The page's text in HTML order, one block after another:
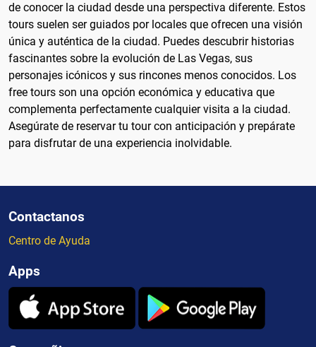
de conocer la ciudad desde una perspectiva diferente. Estos
tours suelen ser guiados por locales que ofrecen una visión
única y auténtica de la ciudad. Puedes descubrir historias
fascinantes sobre la evolución de Las Vegas, sus
personajes icónicos y sus rincones menos conocidos. Los
free tours son una opción económica y educativa que
complementa perfectamente cualquier visita a la ciudad.
Asegúrate de reservar tu tour con anticipación y prepárate
para disfrutar de una experiencia inolvidable.
Contactanos
Centro de Ayuda
Apps